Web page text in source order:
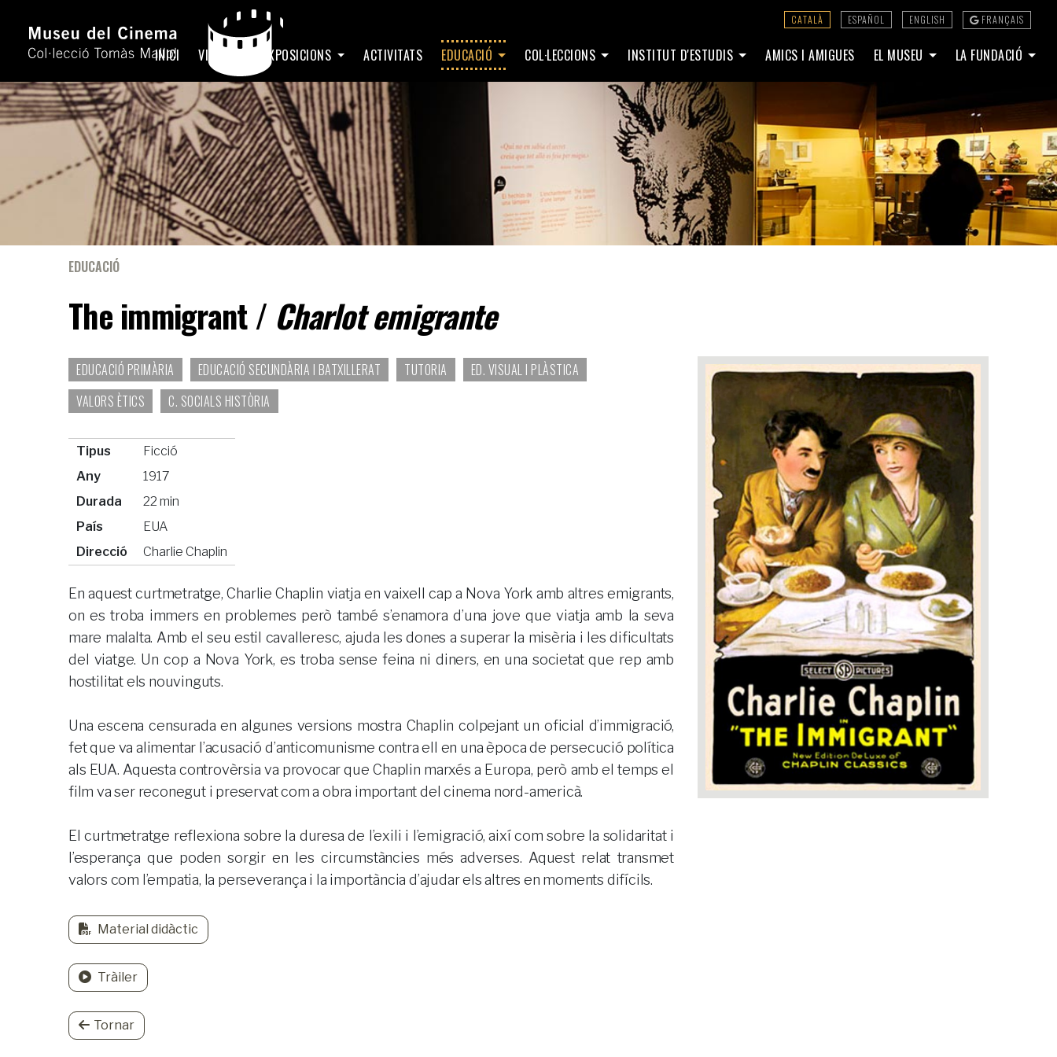
CATALÀ ESPAÑOL ENGLISH FRANÇAIS
INICI VISITA EXPOSICIONS ACTIVITATS EDUCACIÓ COL·LECCIONS INSTITUT D'ESTUDIS AMICS I AMIGUES EL MUSEU LA FUNDACIÓ
EDUCACIÓ
The immigrant / Charlot emigrante
EDUCACIÓ PRIMÀRIA EDUCACIÓ SECUNDÀRIA I BATXILLERAT TUTORIA
ED. VISUAL I PLÀSTICA
VALORS ÈTICS
C. SOCIALS HISTÒRIA
Tipus
Ficció
Any
1917
Durada
22 min
País
EUA
Direcció
Charlie Chaplin
En aquest curtmetratge, Charlie Chaplin viatja en vaixell cap a Nova York amb altres emigrants,
on es troba immers en problemes però també s’enamora d’una jove que viatja amb la seva
mare malalta. Amb el seu estil cavalleresc, ajuda les dones a superar la misèria i les dificultats
del viatge. Un cop a Nova York, es troba sense feina ni diners, en una societat que rep amb
hostilitat els nouvinguts.
Una escena censurada en algunes versions mostra Chaplin colpejant un oficial d’immigració,
fet que va alimentar l’acusació d’anticomunisme contra ell en una època de persecució política
als EUA. Aquesta controvèrsia va provocar que Chaplin marxés a Europa, però amb el temps el
film va ser reconegut i preservat com a obra important del cinema nord-americà.
El curtmetratge reflexiona sobre la duresa de l’exili i l’emigració, així com sobre la solidaritat i
l’esperança que poden sorgir en les circumstàncies més adverses. Aquest relat transmet
valors com l’empatia, la perseverança i la importància d’ajudar els altres en moments difícils.
Material didàctic
Tràiler
Tornar